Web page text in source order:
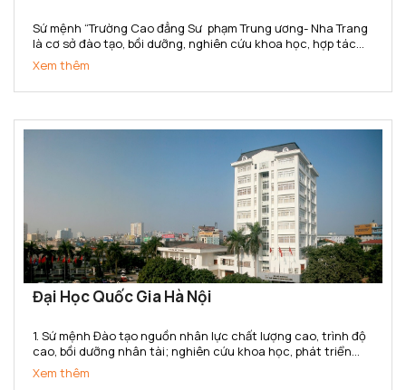
Sứ mệnh “Trường Cao đẳng Sư phạm Trung ương- Nha Trang
là cơ sở đào tạo, bồi dưỡng, nghiên cứu khoa học, hợp tác
quốc tế, cung cấp nguồn nhân lực trình độ cao đẳng trong
lĩnh vực khoa học xã hội và nhân văn, đáp ứng yêu...
Xem thêm
Đại Học Quốc Gia Hà Nội
1. Sứ mệnh Đào tạo nguồn nhân lực chất lượng cao, trình độ
cao, bồi dưỡng nhân tài; nghiên cứu khoa học, phát triển
công nghệ và chuyển giao tri thức đa ngành, đa lĩnh vực;
góp phần xây dựng, phát triển và bảo vệ đất nước;...
Xem thêm